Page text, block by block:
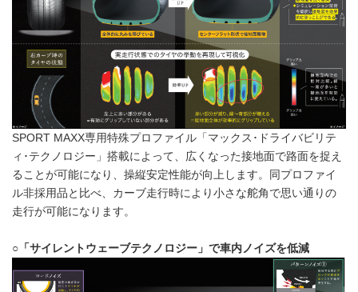
SPORT MAXX専用特殊プロファイル「マックス･ドライバビリテ
ィ･テクノロジー」搭載によって、広くなった接地面で路面を捉え
ることが可能になり、操縦安定性能が向上します。同プロファイ
ル非採用品と比べ、カーブ走行時により小さな舵角で思い通りの
走行が可能になります。
○「サイレントウェーブテクノロジー」で車内ノイズを低減